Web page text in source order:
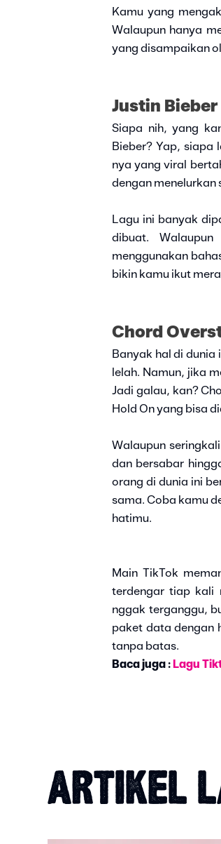
Kamu yang
Walaupun hanya
yang disampaikan
Justin
Siapa nih, yang
Bieber? Yap, siapa
nya yang viral
dengan menelurkan
Lagu ini banyak
dibuat.
menggunakan
bikin kamu ikut
Chord
Banyak hal di dunia
lelah. Namun, jika
Jadi galau, kan?
Hold On yang bisa
Walaupun
dan bersabar
orang di dunia ini
sama. Coba kamu
hatimu.
Main TikTok
terdengar tiap kali
nggak terganggu,
paket data dengan
tanpa batas.
Baca juga : Lagu
ARTIKEL